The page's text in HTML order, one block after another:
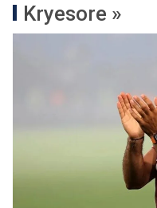
Kryesore »